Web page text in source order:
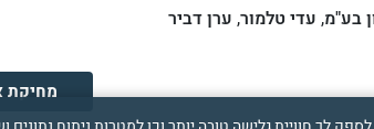
בע"מ, עדי טלמור, ערן דביר
מחיקת